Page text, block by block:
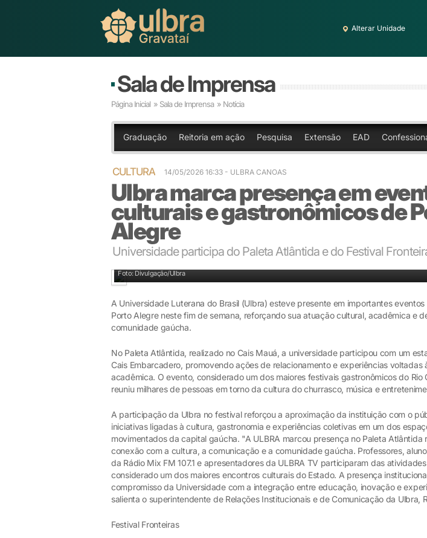
Alterar Unidade
Sala de Imprensa
Página Inicial » Sala de Imprensa » Notícia
Graduação Reitoria em ação Pesquisa Extensão EAD
CULTURA 14/05/2026 16:33 - ULBRA CANOAS
Ulbra marca presença em
culturais e gastronômicos de
Alegre
Universidade participa do Paleta Atlântida e do Festival
Foto: Divulgação/Ulbra
A Universidade Luterana do Brasil (Ulbra) esteve presente em importantes
Porto Alegre neste fim de semana, reforçando sua atuação cultural, acadêmica e
comunidade gaúcha.
No Paleta Atlântida, realizado no Cais Mauá, a universidade participou com um
Cais Embarcadero, promovendo ações de relacionamento e experiências voltadas
acadêmica. O evento, considerado um dos maiores festivais gastronômicos do Rio
reuniu milhares de pessoas em torno da cultura do churrasco, música e
A participação da Ulbra no festival reforçou a aproximação da instituição com o
iniciativas ligadas à cultura, gastronomia e experiências coletivas em um dos
movimentados da capital gaúcha. "A ULBRA marcou presença no Paleta Atlântida
conexão com a cultura, a comunicação e a comunidade gaúcha. Professores,
da Rádio Mix FM 107.1 e apresentadores da ULBRA TV participaram das
considerado um dos maiores encontros culturais do Estado. A presença
compromisso da Universidade com a integração entre educação, inovação e
salienta o superintendente de Relações Institucionais e de Comunicação da Ulbra,
Festival Fronteiras